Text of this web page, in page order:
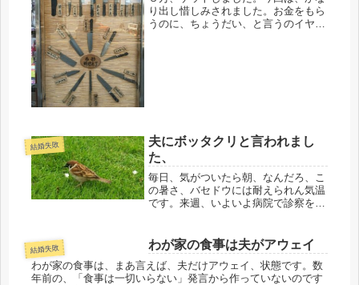
り出し惜しみされました。お金をもら
うのに、ちょうだい、と言うのイヤな
結婚失敗
夫にボッタクリと言われまし
た、
毎日、気がついたら朝、なんだろ、こ
の暑さ、バセドウには耐えられん気温
です。来週、いよいよ病院で診察を受
今はそれだけが楽しみです。通院を考
えると近い方がよいと教えてもらった
ので...
結婚失敗 わが家の食事は夫がアウェイ
わが家の食事は、まあ言えば、夫だけアウェイ、状態です。数
年前の、「食事は一切いらない」発言から作っていないのです